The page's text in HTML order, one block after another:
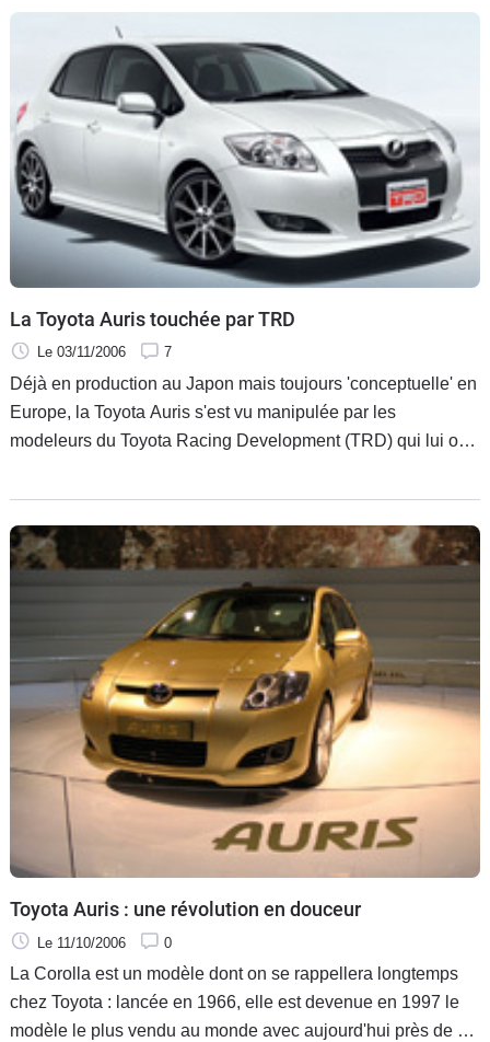
La Toyota Auris touchée par TRD
Le 03/11/2006 7
Déjà en production au Japon mais toujours 'conceptuelle' en
Europe, la Toyota Auris s'est vu manipulée par les
modeleurs du Toyota Racing Development (TRD) qui lui ont
Toyota Auris : une révolution en douceur
Le 11/10/2006 0
La Corolla est un modèle dont on se rappellera longtemps
chez Toyota : lancée en 1966, elle est devenue en 1997 le
modèle le plus vendu au monde avec aujourd'hui près de 30